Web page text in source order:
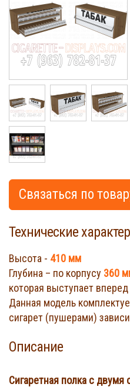
Cigarette
Связаться по
Технические
Высота - 410 мм
Глубина – по корпусу 360
которая выступает вперед
Данная модель
сигарет (пушерами)
Описание
Сигаретная полка с